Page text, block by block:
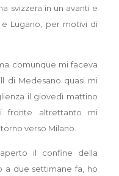
svizzera in un avanti e
Lugano, per motivi di
comunque mi faceva
di Medesano quasi mi
il giovedì mattino
altrettanto mi
verso Milano.
il confine della
a due settimane fa, ho